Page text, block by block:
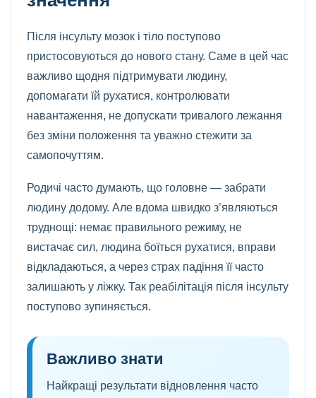
Після інсульту мозок і тіло поступово
пристосовуються до нового стану. Саме в цей час
важливо щодня підтримувати людину,
допомагати їй рухатися, контролювати
навантаження, не допускати тривалого лежання
без зміни положення та уважно стежити за
самопочуттям.
Родичі часто думають, що головне — забрати
людину додому. Але вдома швидко з’являються
труднощі: немає правильного режиму, не
вистачає сил, людина боїться рухатися, вправи
відкладаються, а через страх падіння її часто
залишають у ліжку. Так реабілітація після інсульту
поступово зупиняється.
Важливо знати
Найкращі результати відновлення часто